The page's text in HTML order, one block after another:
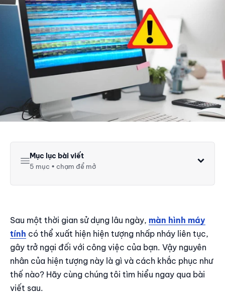
Mục lục bài viết
5 mục • chạm để mở
Tần số làm tươi (Refresh rate) không tương thích
Driver đồ họa bị lỗi
Nhiễm điện từ hoặc nhiễu từ thiết bị gần màn hình
Cài đặt OSD
Sau một thời gian sử dụng lâu ngày, màn hình máy
tính có thể xuất hiện hiện tượng nhấp nháy liên tục,
gây trở ngại đối với công việc của bạn. Vậy nguyên
nhân của hiện tượng này là gì và cách khắc phục như
thế nào? Hãy cùng chúng tôi tìm hiểu ngay qua bài
viết sau.